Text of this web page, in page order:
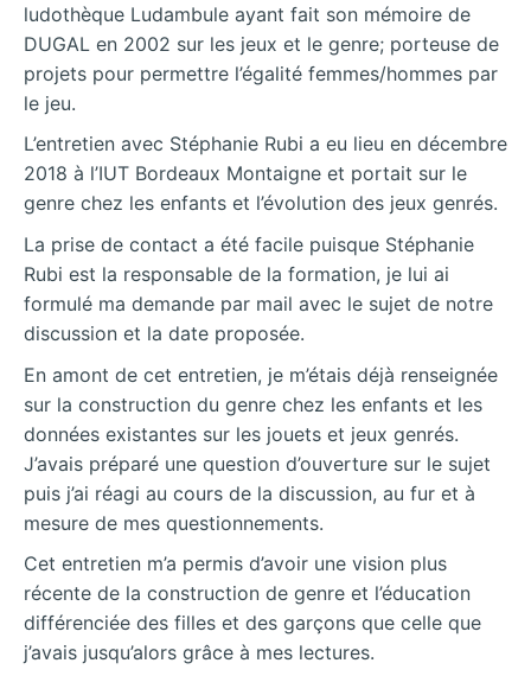
ludothèque Ludambule ayant fait son mémoire de
DUGAL en 2002 sur les jeux et le genre; porteuse de
projets pour permettre l’égalité femmes/hommes par
le jeu.
L’entretien avec Stéphanie Rubi a eu lieu en décembre
2018 à l’IUT Bordeaux Montaigne et portait sur le
genre chez les enfants et l’évolution des jeux genrés.
La prise de contact a été facile puisque Stéphanie
Rubi est la responsable de la formation, je lui ai
formulé ma demande par mail avec le sujet de notre
discussion et la date proposée.
En amont de cet entretien, je m’étais déjà renseignée
sur la construction du genre chez les enfants et les
données existantes sur les jouets et jeux genrés.
J’avais préparé une question d’ouverture sur le sujet
puis j’ai réagi au cours de la discussion, au fur et à
mesure de mes questionnements.
Cet entretien m’a permis d’avoir une vision plus
récente de la construction de genre et l’éducation
différenciée des filles et des garçons que celle que
j’avais jusqu’alors grâce à mes lectures.